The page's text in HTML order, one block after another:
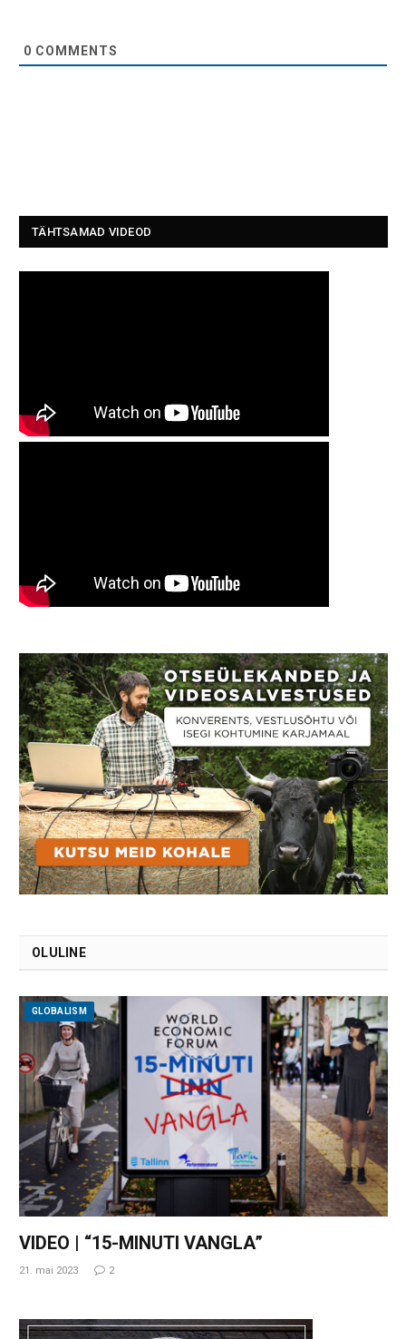
0 COMMENTS
TÄHTSAMAD VIDEOD
OLULINE
GLOBALISM
VIDEO | “15-MINUTI VANGLA”
21. mai 2023 2